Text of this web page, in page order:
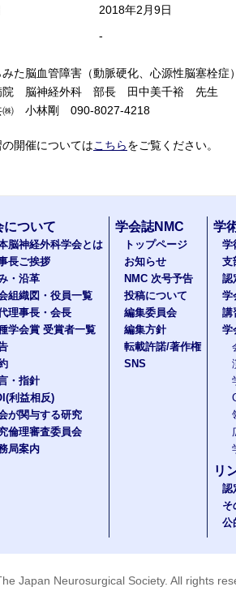
2018年2月9日
-
みた脳血管障害（動脈硬化、心源性脳塞栓症
院 脳神経外科 部長 田中美千裕 先生
㈱ 小林剛 090-8027-4218
開催についてはこちらをご覧ください。
について
脳神経外科学会とは
長ご挨拶
・沿革
組織図・役員一覧
理事長・会長
学会賞 受賞者一覧
・指針
利益相反)
が関与する研究
倫理審査委員会
局案内
学会誌NMC
トップページ
お知らせ
NMC 次号予告
投稿について
編集委員会
編集方針
転載許諾/著作権
SNS
学
学
支
認
学
講
学
リ
認
そ
公
Japan Neurosurgical Society. All rights